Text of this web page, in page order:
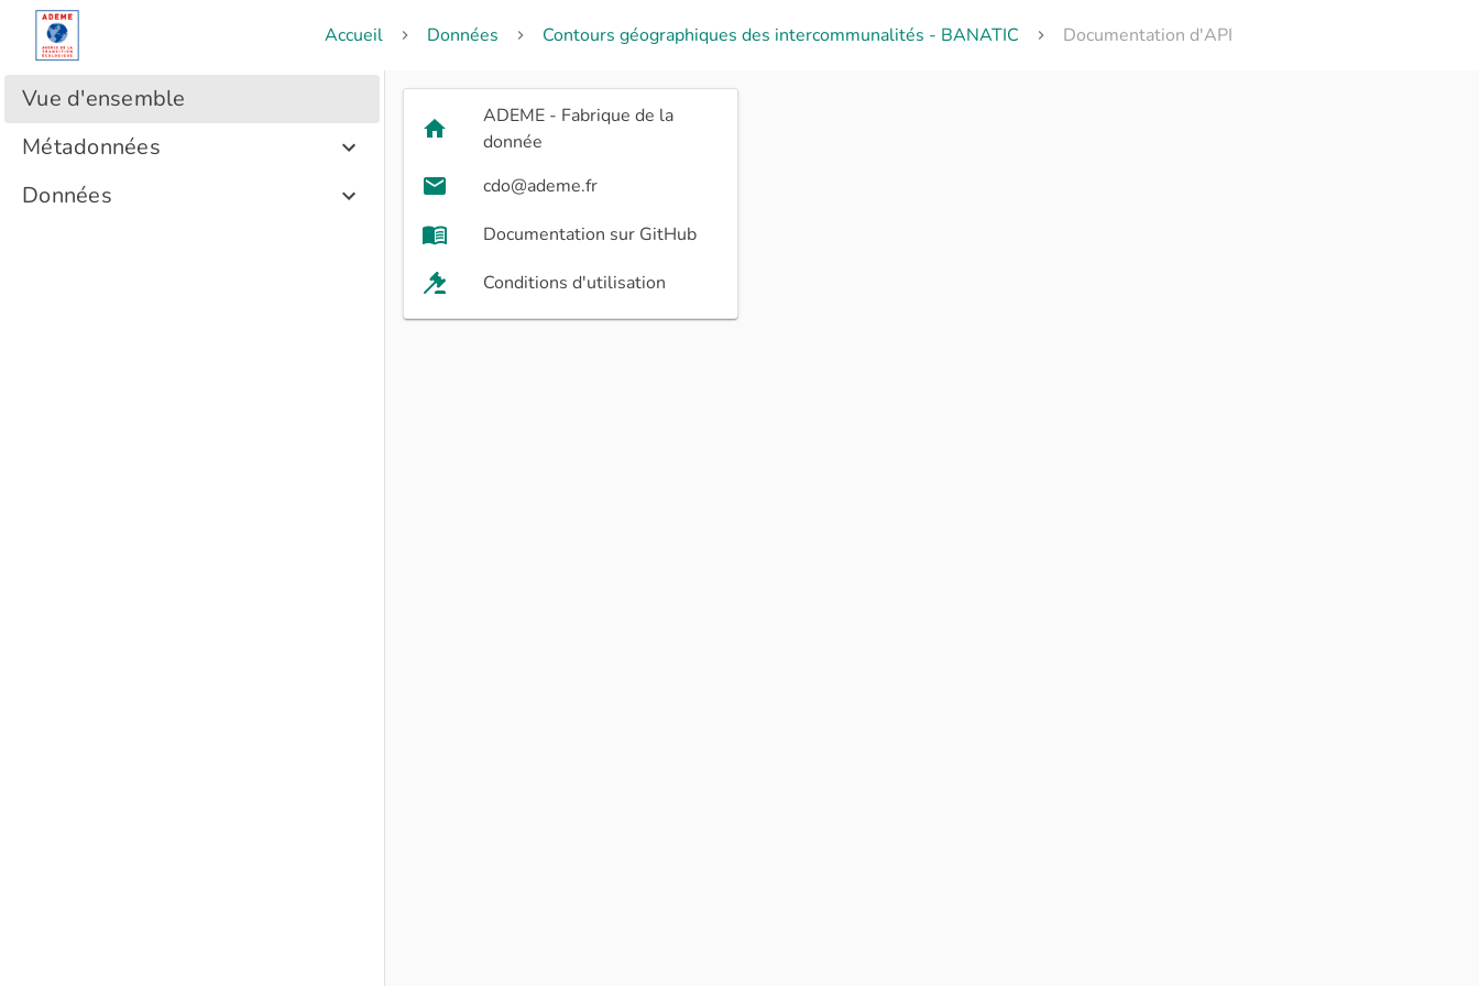
Accueil Données Contours géographiques des intercommunalités - BANATIC Documentation d'API